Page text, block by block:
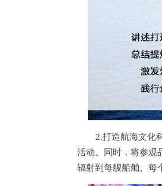
2.打造航海文化
活动。同时，将参观
辐射到每艘船舶、每